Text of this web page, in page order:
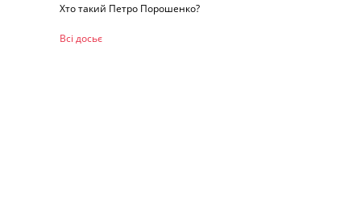
Хто такий Петро Порошенко?
Всі досьє